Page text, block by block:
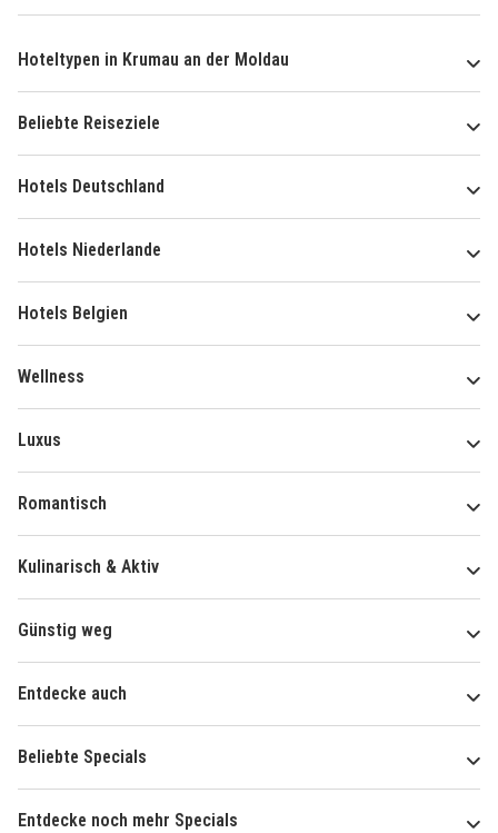
Hoteltypen in Krumau an der Moldau
Beliebte Reiseziele
Hotels Deutschland
Hotels Niederlande
Hotels Belgien
Wellness
Luxus
Romantisch
Kulinarisch & Aktiv
Günstig weg
Entdecke auch
Beliebte Specials
Entdecke noch mehr Specials